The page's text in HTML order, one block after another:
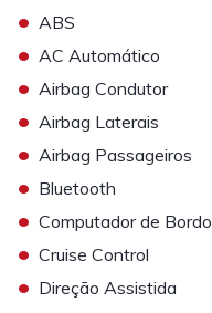
• ABS
• AC Automático
• Airbag Condutor
• Airbag Laterais
• Airbag Passageiros
• Bluetooth
• Computador de Bordo
• Cruise Control
• Direção Assistida